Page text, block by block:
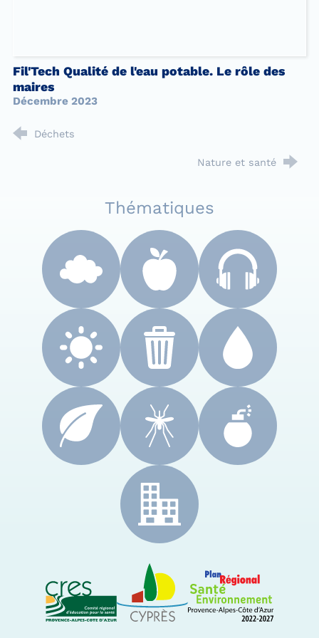
Fil'Tech Qualité de l'eau potable. Le rôle des
maires
Décembre 2023
Déchets
Nature et santé
Thématiques